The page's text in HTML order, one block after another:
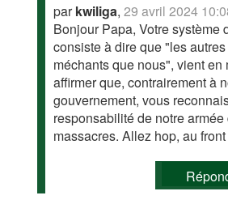
parkwiliga,29 avril 2024
Bonjour Papa, Votre système
consiste à dire que "les
méchants que nous", vient en
affirmer que, contrairement à
gouvernement, vous
responsabilité de notre
massacres. Allez hop, au